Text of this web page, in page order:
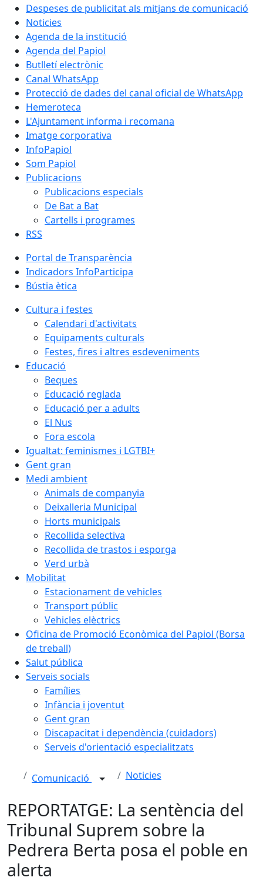
Despeses de publicitat als mitjans de comunicació
Noticies
Agenda de la institució
Agenda del Papiol
Butlletí electrònic
Canal WhatsApp
Protecció de dades del canal oficial de WhatsApp
Hemeroteca
L'Ajuntament informa i recomana
Imatge corporativa
InfoPapiol
Som Papiol
Publicacions
Publicacions especials
De Bat a Bat
Cartells i programes
RSS
Portal de Transparència
Indicadors InfoParticipa
Bústia ètica
Cultura i festes
Calendari d'activitats
Equipaments culturals
Festes, fires i altres esdeveniments
Educació
Beques
Educació reglada
Educació per a adults
El Nus
Fora escola
Igualtat: feminismes i LGTBI+
Gent gran
Medi ambient
Animals de companyia
Deixalleria Municipal
Horts municipals
Recollida selectiva
Recollida de trastos i esporga
Verd urbà
Mobilitat
Estacionament de vehicles
Transport públic
Vehicles elèctrics
Oficina de Promoció Econòmica del Papiol (Borsa
de treball)
Salut pública
Serveis socials
Famílies
Infància i joventut
Gent gran
Discapacitat i dependència (cuidadors)
Serveis d'orientació especialitzats
Comunicació Noticies
REPORTATGE: La sentència del
Tribunal Suprem sobre la
Pedrera Berta posa el poble en
alerta